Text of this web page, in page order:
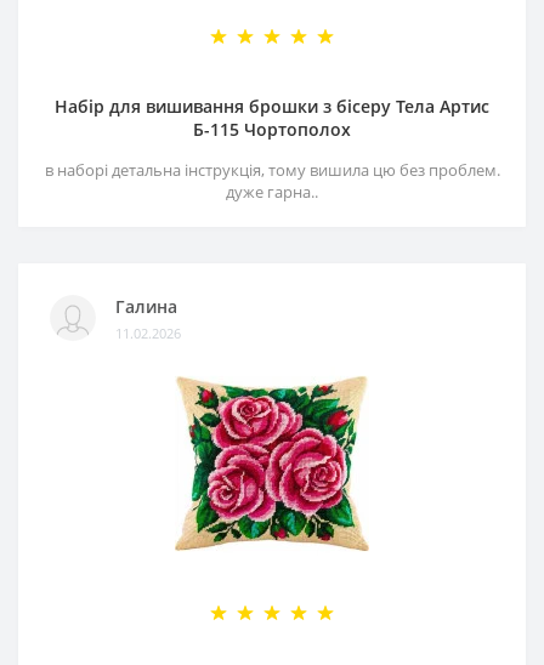
Набір для вишивання брошки з бісеру Тела Артис
Б-115 Чортополох
в наборі детальна інструкція, тому вишила цю без проблем.
дуже гарна..
Галина
11.02.2026